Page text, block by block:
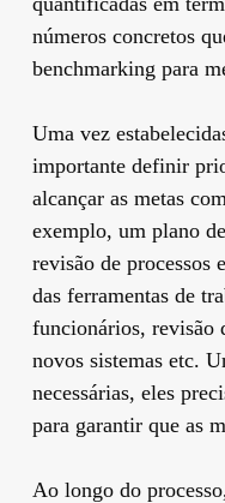
números concretos
benchmarking para
Uma vez
importante definir
alcançar as metas
exemplo, um plano
revisão de processos
das ferramentas de
funcionários, revisão
novos sistemas etc.
necessárias, eles
para garantir que as
Ao longo do